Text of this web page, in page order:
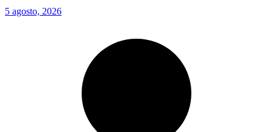
5 agosto, 2026